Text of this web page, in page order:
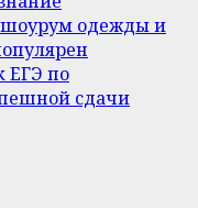
шоурум одежды и
ЕГЭ по
сдачи